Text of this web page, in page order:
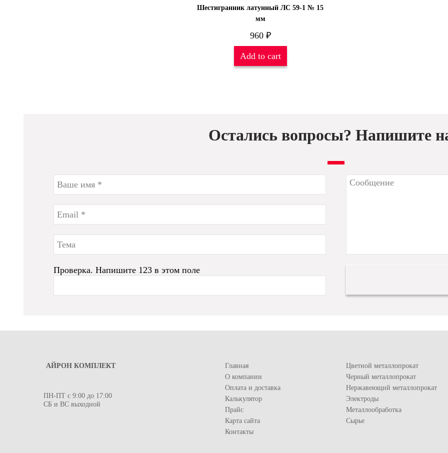
Шестигранник латунный ЛС 59-1 № 15
мм
960 ₽
Add to cart
Остались вопросы? Напишите
Проверка. Напишите 123 в этом поле
АЙРОН КОМПЛЕКТ
ПН-ПТ с 9:00 до 17:00
СБ и ВС выходной
Главная
О компании
Оплата и доставка
Калькулятор
Прайс
Карта сайта
Контакты
Цветной металлопрокат
Черный металлопрокат
Нержавеющий металлопрокат
Электроды
Металлообработка
Сырье